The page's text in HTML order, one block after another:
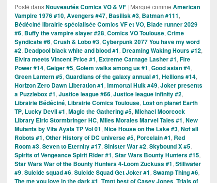
Posté dansNouveautés Comics VO & VF | Marqué comme American
Vampire 1976 #10, Avengers #47, Basilisk #3, Batman #111,
Bédéciné librairie spécialisée Comics VF et VO, Blade runner 2029
#6, Buffy the vampire slayer #28, Comics VO Toulouse, Crime
Syndicate #6, Crush & Lobo #3, Cyberpunk 2077 You have my word
#2, Deadpool black white and blood #1, Dreaming Waking Hours #12,
Elvira meets Vincent Price #1, Extreme Carnage Lasher #1, Fire
Power #14, Geiger #5, Golem walks among us #1, Good asian #4,
Green Lantern #5, Guardians of the galaxy annual #1, Hellions #14,
Horizon Zero Dawn Liberation #1, Immortal Hulk #49, Joker presents
a Puzzlebox #1, Justice league #66, Justice league infinity #2,
Librairie Bédéciné, Librairie Comics Toulouse, Lost on planet Earth
TP, Lucky Devil #1, Magic the Gathering #5, Michael Moorcock
Library Elric Stormbringer HC, Miles Morales Marvel Tales #1, New
Mutants by Vita Ayala TP Vol 01, Nice House on the Lake #3, Not all
Robots #1, Other History of DC universe #5, Porcelain #1, Red
Room #3, Seven to Eternity #17, Sinister War #2, Skybound X #5,
Spirits of Vengeance Spirit Rider #1, Star Wars Bounty Hunters #15,
Star Wars War of the Bounty Hunters 4-Loom Zuckuss #1, Stillwater
#9, Suicide squad #6, Suicide Squad Get Joker #1, Swamp Thing #6,
The me you love in the dark #1, Tmnt best of Casey Jones, Trials of